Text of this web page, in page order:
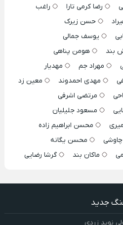
رضا کرمی تارا
راغب
حسن زیرک
یوسف جمالی
بند
هومن پناهی
مهراد جم
مهدیار
مهدی احمدوند
معین زد
مرتضی اشرفی
مسعود جلیلیان
محسن ابراهیم زاده
محسن یگانه
ماکان بند گرشا رضایی
جدید
نوید زردی